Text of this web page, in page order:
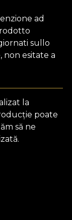
ad
sullo
non esitate a
la
poate
să ne